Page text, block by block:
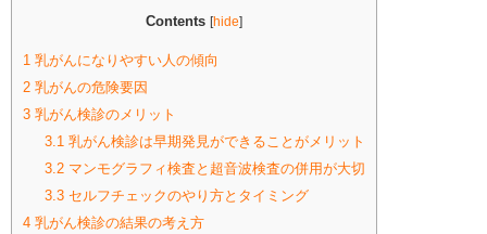
Contents [hide]
1 乳がんになりやすい人の傾向
2 乳がんの危険要因
3 乳がん検診のメリット
3.1乳がん検診は早期発見ができることがメリット
3.2マンモグラフィ検査と超音波検査の併用が大切
3.3セルフチェックのやり方とタイミング
4 乳がん検診の結果の考え方